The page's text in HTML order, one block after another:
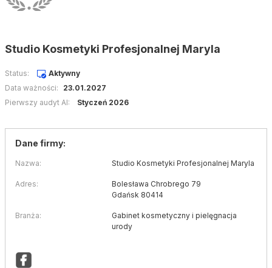
Studio Kosmetyki Profesjonalnej Maryla
Status:
Aktywny
Data ważności:
23.01.2027
Pierwszy audyt AI:
Styczeń 2026
Dane firmy:
Nazwa: Studio Kosmetyki Profesjonalnej Maryla
Adres:
Bolesława Chrobrego 79
Gdańsk 80414
Branża:
Gabinet kosmetyczny i pielęgnacja
urody